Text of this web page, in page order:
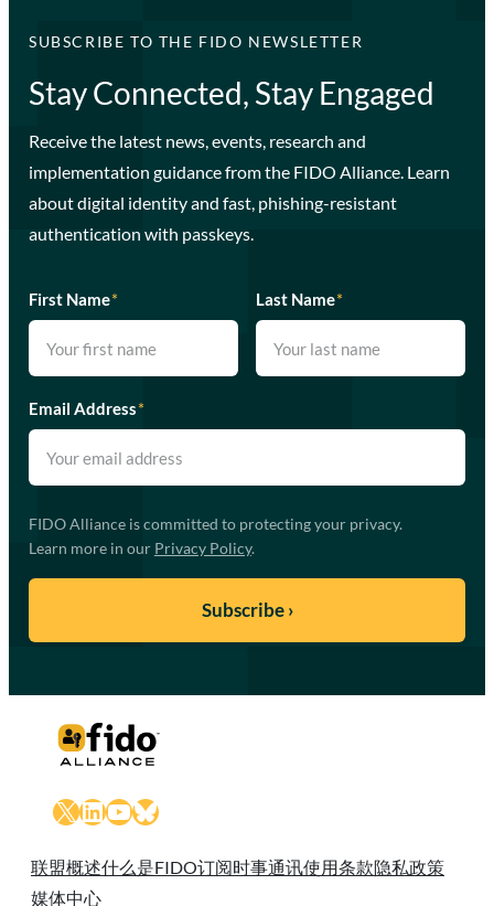
SUBSCRIBE TO THE FIDO NEWSLETTER
Stay Connected, Stay Engaged
Receive the latest news, events, research and
implementation guidance from the FIDO Alliance. Learn
about digital identity and fast, phishing-resistant
authentication with passkeys.
First Name* Last Name*
Email Address*
FIDO Alliance is committed to protecting your privacy.
Learn more in our Privacy Policy.
X LinkedIn
YouTube
Bluesky
联盟概述什么是FIDO订阅时事通讯使用条款隐私政策
媒体中心